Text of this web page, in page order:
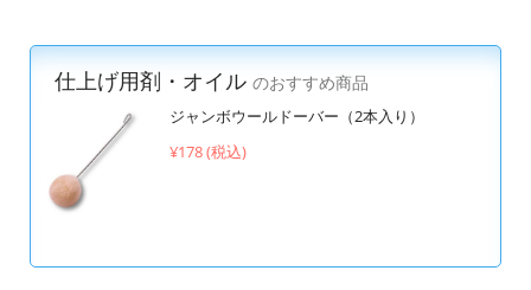
仕上げ用剤・オイル のおすすめ商品
ジャンボウールドーバー（2本入り）
¥178 (税込)